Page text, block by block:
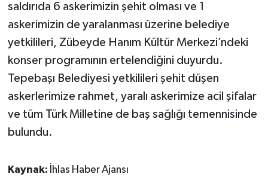
saldırıda 6 askerimizin şehit olması ve 1
askerimizin de yaralanması üzerine belediye
yetkilileri, Zübeyde Hanım Kültür Merkezi’ndeki
konser programının ertelendiğini duyurdu.
Tepebaşı Belediyesi yetkilileri şehit düşen
askerlerimize rahmet, yaralı askerimize acil şifalar
ve tüm Türk Milletine de baş sağlığı temennisinde
bulundu.
Kaynak: İhlas Haber Ajansı